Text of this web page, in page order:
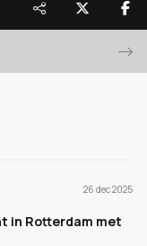
26 dec 2025
in Rotterdam met